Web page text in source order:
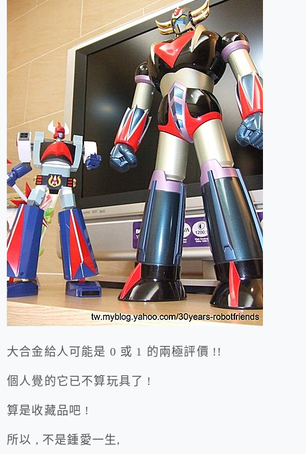
大合金給人可能是 0 或 1 的兩極評價 !!
個人覺的它已不算玩具了 !
算是收藏品吧 !
所以 , 不是鍾愛一生,